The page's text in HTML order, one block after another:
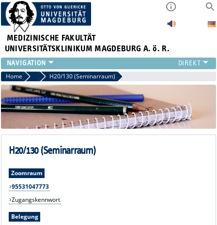
MEDIZINISCHE FAKULTÄT
UNIVERSITÄTSKLINIKUM MAGDEBURG A. ö. R.
INSTITUTE
KLINIKEN
ZENTRALE EINRICHTUNGEN
FORSCHUNG
ÜBER UNS
INTERNATIONAL
Home Seminarräume
H20/130 (Seminarraum)
H20/130 (Seminarraum)
Zoomraum
95531047773
Zugangskennwort
Belegung